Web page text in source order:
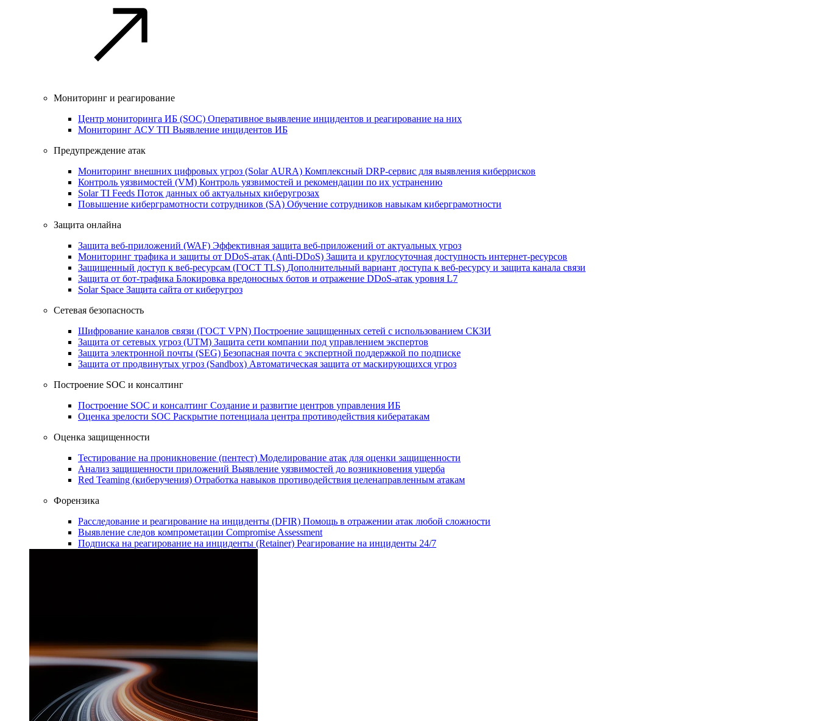
Мониторинг и реагирование
Центр мониторинга ИБ (SOC) Оперативное выявление инцидентов и реагирование на них
Мониторинг АСУ ТП Выявление инцидентов ИБ
Предупреждение атак
Мониторинг внешних цифровых угроз (Solar AURA) Комплексный DRP-сервис для выявления киберрисков
Контроль уязвимостей (VM) Контроль уязвимостей и рекомендации по их устранению
Solar TI Feeds Поток данных об актуальных киберугрозах
Повышение киберграмотности сотрудников (SA) Обучение сотрудников навыкам киберграмотности
Защита онлайна
Защита веб-приложений (WAF) Эффективная защита веб-приложений от актуальных угроз
Мониторинг трафика и защиты от DDoS‑атак (Anti‑DDoS) Защита и круглосуточная доступность интернет-ресурсов
Защищенный доступ к веб-ресурсам (ГОСТ TLS) Дополнительный вариант доступа к веб‑ресурсу и защита канала связи
Защита от бот‑трафика Блокировка вредоносных ботов и отражение DDoS‑атак уровня L7
Solar Space Защита сайта от киберугроз
Сетевая безопасность
Шифрование каналов связи (ГОСТ VPN) Построение защищенных сетей с использованием СКЗИ
Защита от сетевых угроз (UTM) Защита сети компании под управлением экспертов
Защита электронной почты (SEG) Безопасная почта с экспертной поддержкой по подписке
Защита от продвинутых угроз (Sandbox) Автоматическая защита от маскирующихся угроз
Построение SOC и консалтинг
Построение SOC и консалтинг Создание и развитие центров управления ИБ
Оценка зрелости SOC Раскрытие потенциала центра противодействия кибератакам
Оценка защищенности
Тестирование на проникновение (пентест) Моделирование атак для оценки защищенности
Анализ защищенности приложений Выявление уязвимостей до возникновения ущерба
Red Teaming (киберучения) Отработка навыков противодействия целенаправленным атакам
Форензика
Расследование и реагирование на инциденты (DFIR) Помощь в отражении атак любой сложности
Выявление следов компрометации Compromise Assessment
Подписка на реагирование на инциденты (Retainer) Реагирование на инциденты 24/7